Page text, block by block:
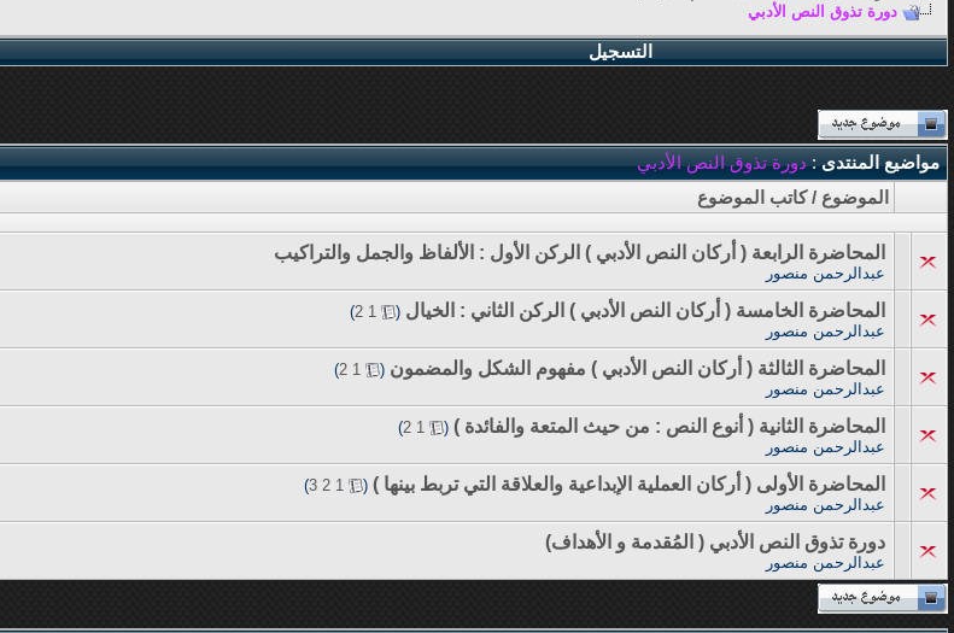
دورة تذوق النص الأدبي
التسجيل
مواضيع المنتدى:دورة تذوق النص الأدبي
الموضوع /كاتب الموضوع
المحاضرة الرابعة ( أركان النص الأدبي ) الركن الأول : الألفاظ والجمل والتراكيب
عبدالرحمن منصور
المحاضرة الخامسة ( أركان النص الأدبي ) الركن الثاني : الخيال (
1
2
)
عبدالرحمن منصور
المحاضرة الثالثة ( أركان النص الأدبي ) مفهوم الشكل والمضمون (
1
2
)
عبدالرحمن منصور
المحاضرة الثانية ( أنوع النص : من حيث المتعة والفائدة ) (
1
2
)
عبدالرحمن منصور
المحاضرة الأولى ( أركان العملية الإبداعية والعلاقة التي تربط بينها ) (
1
2
3
)
عبدالرحمن منصور
دورة تذوق النص الأدبي ( المُقدمة و الأهداف)
عبدالرحمن منصور